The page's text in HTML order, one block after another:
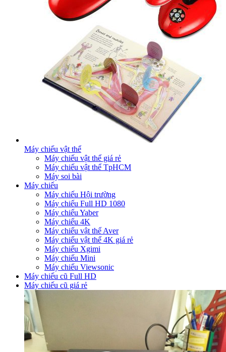
Máy chiếu vật thể
Máy chiếu vật thể giá rẻ
Máy chiếu vật thể TpHCM
Máy soi bài
Máy chiếu
Máy chiếu Hội trường
Máy chiếu Full HD 1080
Máy chiếu Yaber
Máy chiếu 4K
Máy chiếu vật thể Aver
Máy chiếu vật thể 4K giá rẻ
Máy chiếu Xgimi
Máy chiếu Mini
Máy chiếu Viewsonic
Máy chiếu cũ Full HD
Máy chiếu cũ giá rẻ